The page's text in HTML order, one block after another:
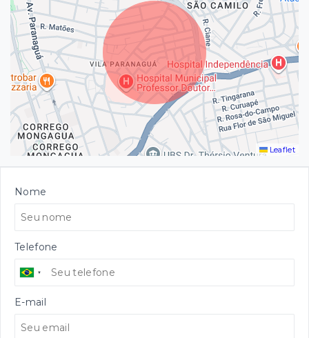
Leaflet
Nome
Telefone
E-mail